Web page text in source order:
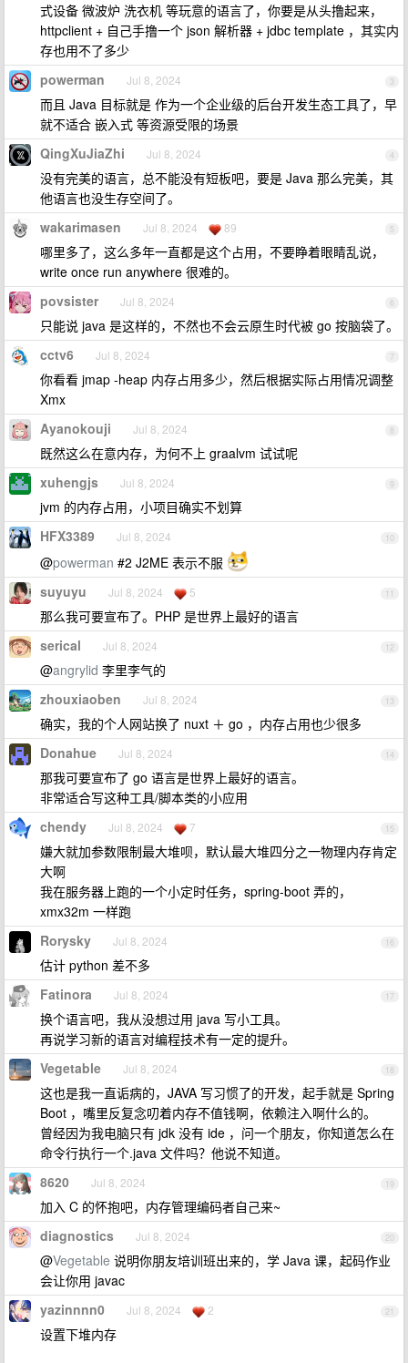
式设备 微波炉 洗衣机 等玩意的语言了，你要是从头撸起来，
httpclient + 自己手撸一个 json 解析器 + jdbc template ，其实内
存也用不了多少
3
powerman Jul 8, 2024
而且 Java 目标就是 作为一个企业级的后台开发生态工具了，早
就不适合 嵌入式 等资源受限的场景
4
QingXuJiaZhi Jul 8, 2024
没有完美的语言，总不能没有短板吧，要是 Java 那么完美，其
他语言也没生存空间了。
5
wakarimasen Jul 8, 2024 89
哪里多了，这么多年一直都是这个占用，不要睁着眼睛乱说，
write once run anywhere 很难的。
6
povsister Jul 8, 2024
只能说 java 是这样的，不然也不会云原生时代被 go 按脑袋了。
7
cctv6 Jul 8, 2024
你看看 jmap -heap 内存占用多少，然后根据实际占用情况调整
Xmx
8
Ayanokouji Jul 8, 2024
既然这么在意内存，为何不上 graalvm 试试呢
9
xuhengjs Jul 8, 2024
jvm 的内存占用，小项目确实不划算
10
HFX3389 Jul 8, 2024
@powerman #2 J2ME 表示不服
11
suyuyu Jul 8, 2024 5
那么我可要宣布了。PHP 是世界上最好的语言
12
serical Jul 8, 2024
@angrylid 李里李气的
13
zhouxiaoben Jul 8, 2024
确实，我的个人网站换了 nuxt ＋ go ，内存占用也少很多
14
Donahue Jul 8, 2024
那我可要宣布了 go 语言是世界上最好的语言。
非常适合写这种工具/脚本类的小应用
15
chendy Jul 8, 2024 7
嫌大就加参数限制最大堆呗，默认最大堆四分之一物理内存肯定
大啊
我在服务器上跑的一个小定时任务，spring-boot 弄的，
xmx32m 一样跑
16
Rorysky Jul 8, 2024
估计 python 差不多
17
Fatinora Jul 8, 2024
换个语言吧，我从没想过用 java 写小工具。
再说学习新的语言对编程技术有一定的提升。
18
Vegetable Jul 8, 2024
这也是我一直诟病的，JAVA 写习惯了的开发，起手就是 Spring
Boot ，嘴里反复念叨着内存不值钱啊，依赖注入啊什么的。
曾经因为我电脑只有 jdk 没有 ide ，问一个朋友，你知道怎么在
命令行执行一个.java 文件吗？他说不知道。
19
8620 Jul 8, 2024
加入 C 的怀抱吧，内存管理编码者自己来~
20
diagnostics Jul 8, 2024
@Vegetable 说明你朋友培训班出来的，学 Java 课，起码作业
会让你用 javac
21
yazinnnn0 Jul 8, 2024 2
设置下堆内存